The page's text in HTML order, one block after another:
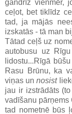
gandrīz vienmēr,
ceļot, bet tiklīdz
tad, ja mājās
izskatās - tā man
Tātad ceļš uz
autobusu uz
lidostu...Rīgā
Rasu Brūnu, ka
viņas un nosist
jau ir izstrādāts
vadīšanu pārņems
tad nometnē būs